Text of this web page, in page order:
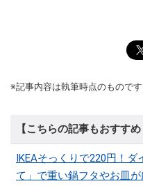
※記事内容は執筆時点のもので
【こちらの記事もおすすめ
IKEAそっくりで220円！
て」で重い鍋フタやお皿が